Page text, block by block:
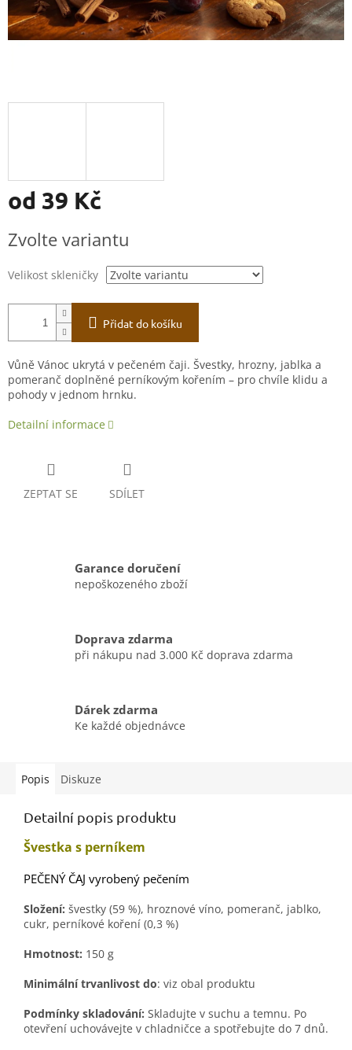
od 39 Kč
cena:
Zvolte variantu
Velikost skleničky
Přidat do košíku
Vůně Vánoc ukrytá v pečeném čaji. Švestky, hrozny, jablka a
pomeranč doplněné perníkovým kořením – pro chvíle klidu a
pohody v jednom hrnku.
Detailní informace
ZEPTAT SE SDÍLET
Garance doručení
nepoškozeného zboží
Doprava zdarma
při nákupu nad 3.000 Kč doprava zdarma
Dárek zdarma
Ke každé objednávce
Popis Diskuze
Detailní popis produktu
Švestka s perníkem
PEČENÝ ČAJ vyrobený pečením
Složení: švestky (59 %), hroznové víno, pomeranč, jablko,
cukr, perníkové koření (0,3 %)
Hmotnost: 150 g
Minimální trvanlivost do: viz obal produktu
Podmínky skladování: Skladujte v suchu a temnu. Po
otevření uchovávejte v chladničce a spotřebujte do 7 dnů.